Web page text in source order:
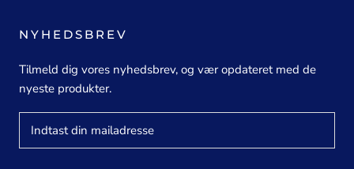
NYHEDSBREV
Tilmeld dig vores nyhedsbrev, og vær opdateret med de
nyeste produkter.